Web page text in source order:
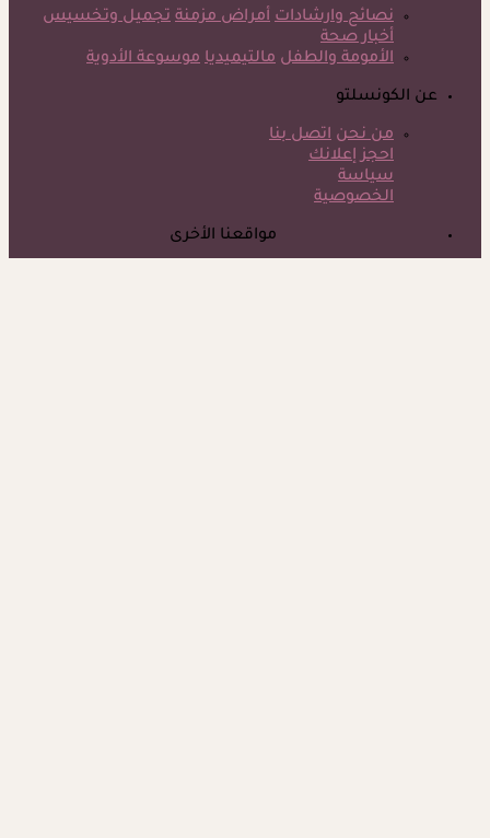
نصائح وارشادات أمراض مزمنة تجميل وتخسيس
أخبار صحة
الأمومة والطفل مالتيميديا موسوعة الأدوية
عن الكونسلتو
من نحن اتصل بنا
احجز إعلانك
سياسة
الخصوصية
مواقعنا الأخرى